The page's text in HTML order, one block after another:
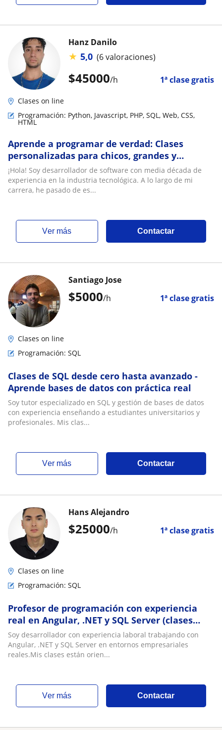
$45000/h 1ª clase gratis
Hanz Danilo
★ 5,0 (6 valoraciones)
Clases on line
Programación: Python, Javascript, PHP, SQL, Web, CSS,
HTML
Aprende a programar de verdad: Clases
personalizadas para chicos, grandes y
universitarios
¡Hola! Soy desarrollador de software con media década de
experiencia en la industria tecnológica. A lo largo de mi
carrera, he pasado de es...
ver más Contactar
$5000/h 1ª clase gratis
Santiago Jose
Clases on line
Programación: SQL
Clases de SQL desde cero hasta avanzado -
Aprende bases de datos con práctica real
Soy tutor especializado en SQL y gestión de bases de datos
con experiencia enseñando a estudiantes universitarios y
profesionales. Mis clas...
ver más Contactar
$25000/h 1ª clase gratis
Hans Alejandro
Clases on line
Programación: SQL
Profesor de programación con experiencia
real en Angular, .NET y SQL Server (clases
prácticas online)
Soy desarrollador con experiencia laboral trabajando con
Angular, .NET y SQL Server en entornos empresariales
reales.Mis clases están orien...
ver más Contactar